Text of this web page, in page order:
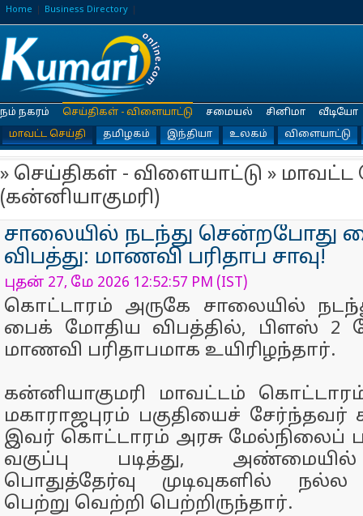
Home Business Directory
நம் நகரம்
செய்திகள் - விளையாட்டு
மாவட்ட செய்தி
தமிழகம் இந்தியா உலகம் விளையாட்டு
சமையல் சினிமா வீடியோ
» செய்திகள் - விளையாட்டு » மாவட்ட
(கன்னியாகுமரி)
சாலையில் நடந்து சென்றபோது
விபத்து: மாணவி பரிதாப சாவு!
புதன் 27, மே 2026 12:52:57 PM (IST)
கொட்டாரம் அருகே சாலையில்
பைக் மோதிய விபத்தில், பிளஸ் 2
மாணவி பரிதாபமாக உயிரிழந்தார்.
கன்னியாகுமரி மாவட்டம்
மகாராஜபுரம் பகுதியைச் சேர்ந்தவர்
இவர் கொட்டாரம் அரசு மேல்நிலைப்
வகுப்பு படித்து,
பொதுத்தேர்வு முடிவுகளில்
பெற்று வெற்றி பெற்றிருந்தார்.